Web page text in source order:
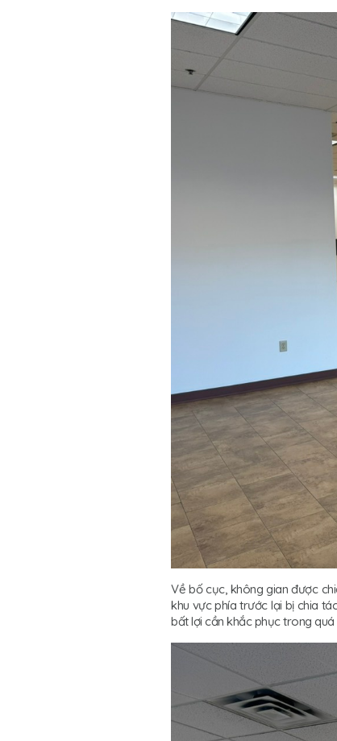
Về bố cục, không gian được
khu vực phía trước lại bị chia
bất lợi cần khắc phục trong